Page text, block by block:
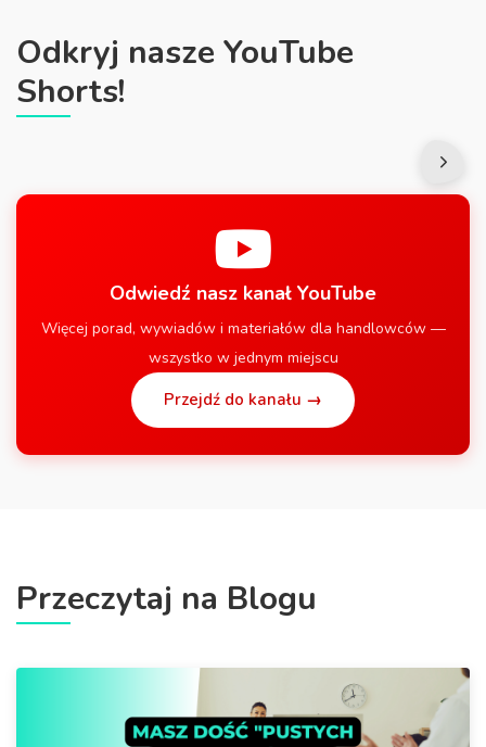
Odkryj nasze YouTube
Shorts!
Odwiedź nasz kanał YouTube
Więcej porad, wywiadów i materiałów dla handlowców —
wszystko w jednym miejscu
Przejdź do kanału →
Przeczytaj na Blogu